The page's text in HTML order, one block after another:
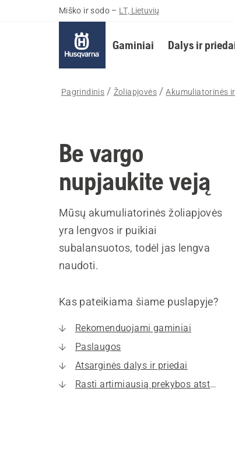
Miško ir sodo – LT, Lietuvių
Gaminiai Dalys ir
Pagrindinis Žoliapjovės Akumuliatorinės
Be vargo
nupjaukite veją
Mūsų akumuliatorinės žoliapjovės
yra lengvos ir puikiai
subalansuotos, todėl jas lengva
naudoti.
Kas pateikiama šiame puslapyje?
Rekomenduojami gaminiai
Paslaugos
Atsarginės dalys ir priedai
Rasti artimiausią prekybos atstovą